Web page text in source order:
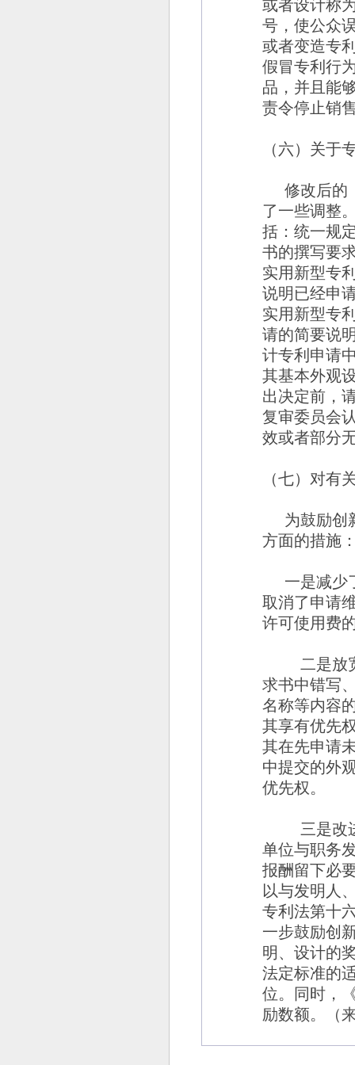
或者设计称
号，使公众
或者变造专
假冒专利行
品，并且能
责令停止销
（六）关于
修改后的
了一些调整
括：统一规
书的撰写要
实用新型专
说明已经申
实用新型专
请的简要说
计专利申请
其基本外观
出决定前，
复审委员会
效或者部分
（七）对有
为鼓励创
方面的措施
一是减少
取消了申请
许可使用费
二是放
求书中错写
名称等内容
其享有优先
其在先申请
中提交的外
优先权。
三是改
单位与职务
报酬留下必
以与发明人
专利法第十
一步鼓励创
明、设计的
法定标准的
位。同时，
励数额。
（